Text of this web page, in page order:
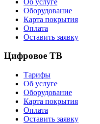
Оборудование
Карта покрытия
Оплата
Оставить заявку
Цифровое ТВ
Тарифы
Об услуге
Оборудование
Карта покрытия
Оплата
Оставить заявку